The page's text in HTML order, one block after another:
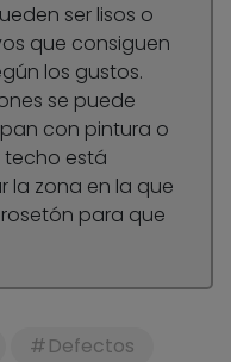
ser lisos o
que consiguen
los gustos.
se puede
con pintura o
techo está
la zona en la que
para que
Defectos